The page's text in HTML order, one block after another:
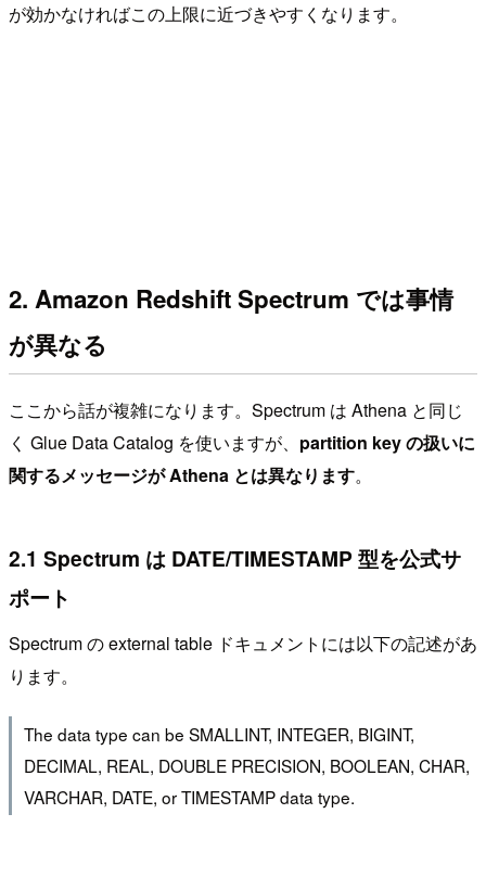
が効かなければこの上限に近づきやすくなります。
2. Amazon Redshift Spectrum では事情
が異なる
ここから話が複雑になります。Spectrum は Athena と同じ
く Glue Data Catalog を使いますが、 partition key の扱いに
関するメッセージが Athena とは異なります。
2.1 Spectrum は DATE/TIMESTAMP 型を公式サ
ポート
Spectrum の external table ドキュメントには以下の記述があ
ります。
The data type can be SMALLINT, INTEGER, BIGINT,
DECIMAL, REAL, DOUBLE PRECISION, BOOLEAN, CHAR,
VARCHAR, DATE, or TIMESTAMP data type.